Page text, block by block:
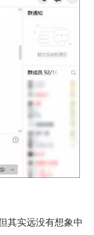
其实远没有想象中